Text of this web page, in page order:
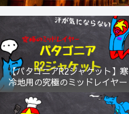
【パタゴニアR2ジャケット】寒
冷地用の究極のミッドレイヤー